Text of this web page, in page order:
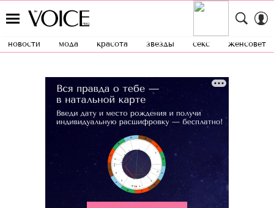
новости мода красота звезды секс женсовет